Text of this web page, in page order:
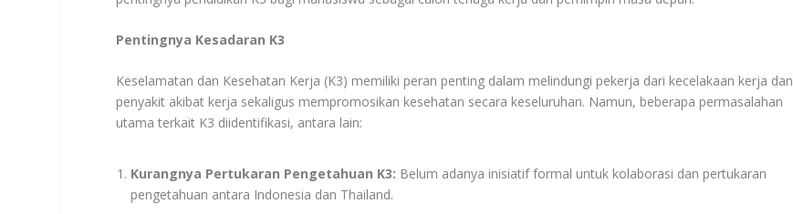
Pentingnya Kesadaran K3
Keselamatan dan Kesehatan Kerja (K3) memiliki peran penting dalam melindungi pekerja dari kecelakaan kerja dan
penyakit akibat kerja sekaligus mempromosikan kesehatan secara keseluruhan. Namun, beberapa permasalahan
utama terkait K3 diidentifikasi, antara lain:
Kurangnya Pertukaran Pengetahuan K3: Belum adanya inisiatif formal untuk kolaborasi dan pertukaran
pengetahuan antara Indonesia dan Thailand.